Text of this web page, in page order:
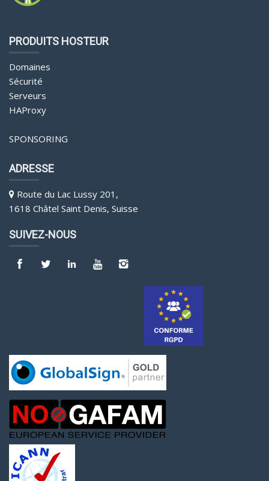
PRODUITS HOSTEUR
Domaines
Sécurité
Serveurs
HAProxy
SPONSORING
ADRESSE
Route du Lac Lussy 201,
1618 Châtel Saint Denis, Suisse
SUIVEZ-NOUS